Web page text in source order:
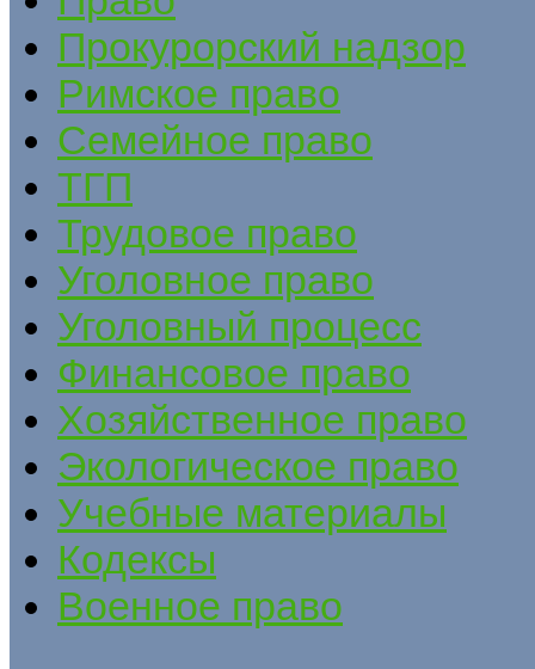
Прокурорский надзор
Римское право
Семейное право
ТГП
Трудовое право
Уголовное право
Уголовный процесс
Финансовое право
Хозяйственное право
Экологическое право
Учебные материалы
Кодексы
Военное право